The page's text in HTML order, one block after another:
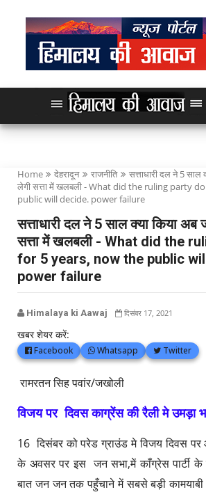
Home देहरादून राजनीति
सत्ताधारी दल ने 5 साल
लेगी सत्ता में खलबली - What did the ruling party
public will decide. power failure
सत्ताधारी दल ने 5 साल क्या किया अब
सत्ता में खलबली - What did the
for 5 years, now the public
power failure
Himalaya ki Aawaj दिसंबर 17, 2021
खबर शेयर करें:
Facebook Whatsapp Twitter
रामरतन सिह पवांर/जखोली
विजय पर दिवस काग्रेंस की रैली मे उमड़ा
16 दिसंबर को परेड ग्राउंड मे विजय दिवस
के अवसर पर इस जन सभा,में काँग्रेस पार्टी के
बात जन जन तक पहुँचाने में सबसे बड़ी